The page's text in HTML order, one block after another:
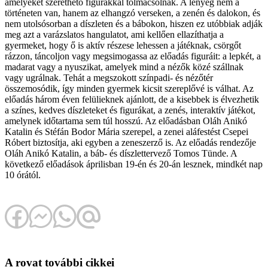
történeten van, hanem az elhangzó verseken, a zenén és dalokon, és
nem utolsósorban a díszleten és a bábokon, hiszen ez utóbbiak adják
meg azt a varázslatos hangulatot, ami kellően ellazíthatja a
gyermeket, hogy ő is aktív részese lehessen a játéknak, csörgőt
rázzon, táncoljon vagy megsimogassa az előadás figuráit: a lepkét, a
madarat vagy a nyuszikat, amelyek mind a nézők közé szállnak
vagy ugrálnak. Tehát a megszokott színpadi- és nézőtér
összemosódik, így minden gyermek kicsit szereplővé is válhat. Az
előadás három éven felülieknek ajánlott, de a kisebbek is élvezhetik
a színes, kedves díszleteket és figurákat, a zenés, interaktív játékot,
amelynek időtartama sem túl hosszú. Az előadásban Oláh Anikó
Katalin és Stéfán Bodor Mária szerepel, a zenei aláfestést Csepei
Róbert biztosítja, aki egyben a zeneszerző is. Az előadás rendezője
Oláh Anikó Katalin, a báb- és díszlettervező Tomos Tünde. A
következő előadások áprilisban 19-én és 20-án lesznek, mindkét nap
10 órától.
A rovat további cikkei